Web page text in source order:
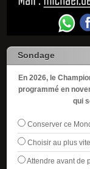
Sondage
En 2026, le
programmé en
qui
Conserver ce
Choisir au plus
Attendre avant de